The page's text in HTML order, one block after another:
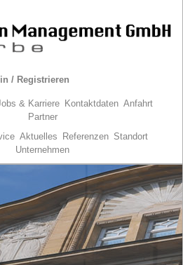
/ Registrieren
& Karriere Kontaktdaten Anfahrt
Partner
Aktuelles Referenzen Standort
Unternehmen